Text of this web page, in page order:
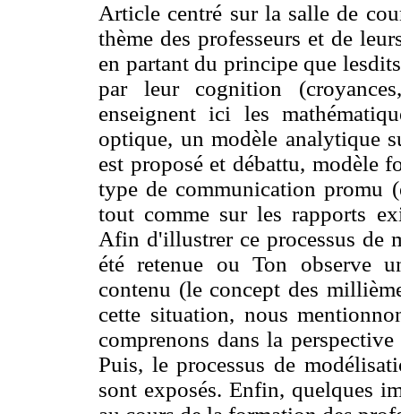
Article centré sur la salle de
thème des professeurs et de
en partant du principe que
par leur cognition
enseignent ici les
optique, un modèle analytique
est proposé et débattu, modèle
type de communication promu
tout comme sur les rapports
Afin d'illustrer ce processus de
été retenue ou Ton observe
contenu (le concept des
cette situation, nous
comprenons dans la
Puis, le processus de
sont exposés. Enfin, quelques